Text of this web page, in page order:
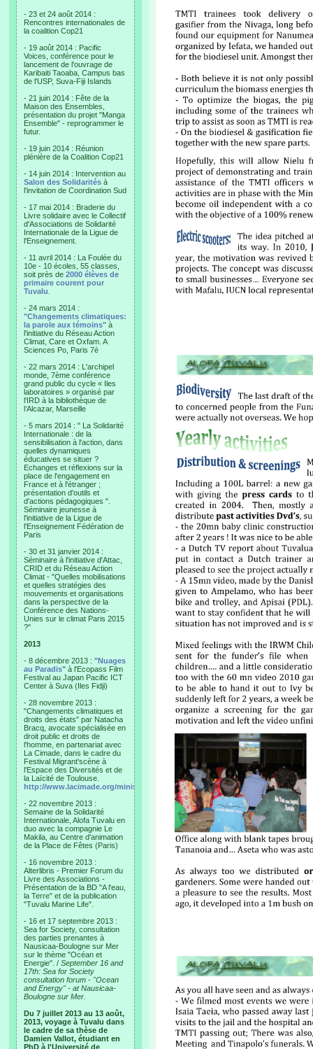
- 23 et 24 août 2014 :
Rencontres internationales de
la coalition Cop21
- 19 août 2014 : Pacific
Voices, conférence pour le
lancement de l'ouvrage de
Karibaiti Taoaba, Campus bas
de l'USP, Suva-Fiji Islands
- 21 juin 2014 : Fête de la
Maison des Ensembles,
présentation du projet "Manga
Ensemble" - reprogrammer le
futur.
- 19 juin 2014 : Réunion
plénière de la Coalition Cop21
- 14 juin 2014 : Intervention au
Salon des Solidarités à
l'invitation de Coordination Sud
- 17 mai 2014 : Braderie du
Livre solidaire avec le Collectif
d'Associations de Solidarité
Internationale de la Ligue de
l'Enseignement.
- 11 avril 2014 : La Foulée du
10e - 10 écoles, 55 classes,
soit près de 2000 élèves de
primaire courent pour
Tuvalu
- 24 mars 2014 :
"Changements climatiques:
la parole aux témoins" à
l'initiative du Réseau Action
Climat, Care et Oxfam. A
Sciences Po, Paris 7è
- 22 mars 2014 : L'archipel
monde, 7ème conférence
grand public du cycle « Iles
laboratoires » organisé par
l'IRD à la bibliothèque de
l’Alcazar, Marseille
- 5 mars 2014 : " La Solidarité
Internationale : de la
sensibilisation à l'action, dans
quelles dynamiques
éducatives se situer ?
Echanges et réflexions sur la
place de l'engagement en
France et à l'étranger ;
présentation d'outils et
d'actions pédagogiques ".
Séminaire jeunesse à
l'initiative de la Ligue de
l'Enseignement Fédération de
Paris
- 30 et 31 janvier 2014 :
Séminaire à l'initiative d'Attac,
CRID et du Réseau Action
Climat - "Quelles mobilisations
et quelles stratégies des
mouvements et organisations
dans la perspective de la
Conférence des Nations-
Unies sur le climat Paris 2015
?"
2013
- 8 décembre 2013 : "Nuages
au Paradis" à l'Ecopass Film
Festival au Japan Pacific ICT
Center à Suva (Iles Fidji)
- 28 novembre 2013 :
"Changements climatiques et
droits des états" par Natacha
Bracq, avocate spécialisée en
droit public et droits de
l'homme, en partenariat avec
La Cimade, dans le cadre du
Festival Migrant'scène à
l'Espace des Diversités et de
la Laïcité de Toulouse.
http://www.lacimade.org/minisites/migrantscene
- 22 novembre 2013 :
Semaine de la Solidarité
Internationale, Alofa Tuvalu en
duo avec la compagnie Le
Makila, au Centre d'animation
de la Place de Fêtes (Paris)
- 16 novembre 2013 :
Alterlibris - Premier Forum du
Livre des Associations -
Présentation de la BD "A l'eau,
la Terre" et de la publication
"Tuvalu Marine Life".
- 16 et 17 septembre 2013 :
Sea for Society, consultation
des parties prenantes à
Nausicaa-Boulogne sur Mer
sur le thème "Océan et
Energie". / September 16 and
17th: Sea for Society
consultation forum - "Ocean
and Energy" - at Nausicaa-
Boulogne sur Mer.
Du 7 juillet 2013 au 13 août,
2013, voyage à Tuvalu dans
le cadre de sa thèse de
Damien Vallot, étudiant en
PhD à l'Université de